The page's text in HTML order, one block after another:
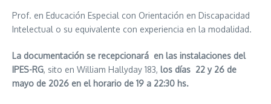
Prof. en Educación Especial con Orientación en Discapacidad
Intelectual o su equivalente con experiencia en la modalidad.
La documentación se recepcionará en las instalaciones del
IPES-RG, sito en William Hallyday 183, los días 22 y 26 de
mayo de 2026 en el horario de 19 a 22:30 hs.